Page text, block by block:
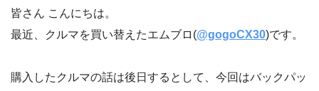
皆さん こんにちは。
最近、クルマを買い替えたエムブロ(@gogoCX30)です。
購入したクルマの話は後日するとして、今回はバックパッ